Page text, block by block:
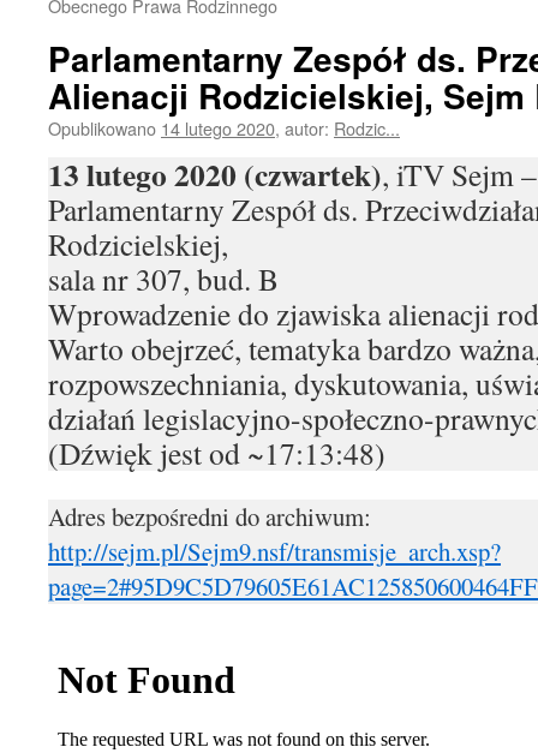
Obecnego Prawa Rodzinnego
Parlamentarny Zespół ds.
Alienacji Rodzicielskiej, Sejm
Opublikowano 14 lutego 2020, autor: Rodzic...
13 lutego 2020 (czwartek), iTV Sejm
Parlamentarny Zespół ds.
Rodzicielskiej,
sala nr 307, bud. B
Wprowadzenie do zjawiska alienacji
Warto obejrzeć, tematyka bardzo
rozpowszechniania, dyskutowania,
działań legislacyjno-społeczno-
(Dźwięk jest od ~17:13:48)
Adres bezpośredni do archiwum:
http://sejm.pl/Sejm9.nsf/transmisje_arch.xsp?